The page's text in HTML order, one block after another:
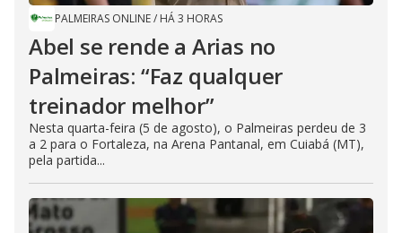
PALMEIRAS ONLINE/ HÁ 3 HORAS
Abel se rende a Arias no
Palmeiras: “Faz qualquer
treinador melhor”
Nesta quarta-feira (5 de agosto), o Palmeiras perdeu de 3
a 2 para o Fortaleza, na Arena Pantanal, em Cuiabá (MT),
pela partida...